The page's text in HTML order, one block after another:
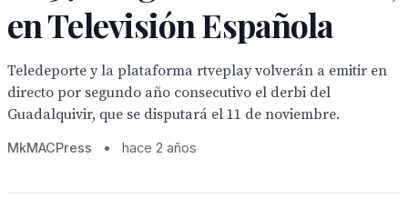
en Televisión Española
Teledeporte y la plataforma rtveplay volverán a emitir en
directo por segundo año consecutivo el derbi del
Guadalquivir, que se disputará el 11 de noviembre.
MkMACPress • hace 2 años